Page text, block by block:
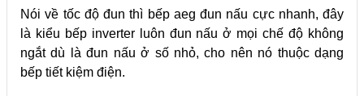
Nói về tốc độ đun thì bếp aeg đun nấu cực nhanh, đây
là kiểu bếp inverter luôn đun nấu ở mọi chế độ không
ngắt dù là đun nấu ở số nhỏ, cho nên nó thuộc dạng
bếp tiết kiệm điện.